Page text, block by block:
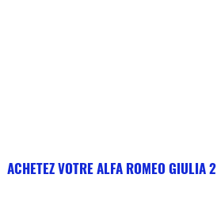
ACHETEZ VOTRE ALFA ROMEO GIULIA 2